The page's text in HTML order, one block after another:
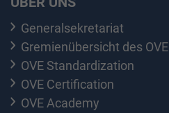
Generalsekretariat
Gremienübersicht des OVE
OVE Standardization
OVE Certification
OVE Academy